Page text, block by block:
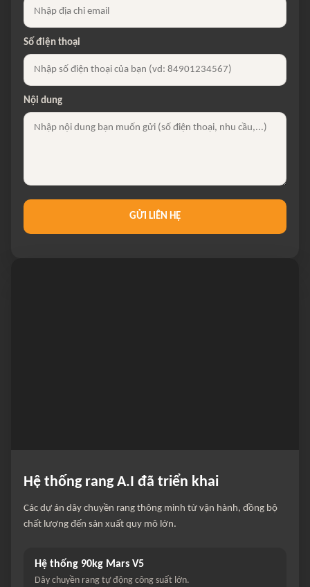
Hệ thống rang A.I đã triển khai
Các dự án dây chuyền rang thông minh từ vận hành, đồng bộ
chất lượng đến sản xuất quy mô lớn.
Hệ thống 90kg Mars V5
Dây chuyền rang tự động công suất lớn.
Số điện thoại
Nội dung
GỬI LIÊN HỆ